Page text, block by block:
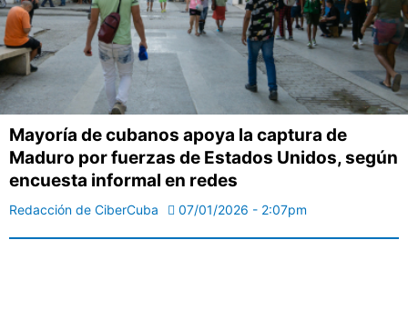
Mayoría de cubanos apoya la captura de
Maduro por fuerzas de Estados Unidos, según
encuesta informal en redes
Redacción de CiberCuba 07/01/2026 - 2:07pm